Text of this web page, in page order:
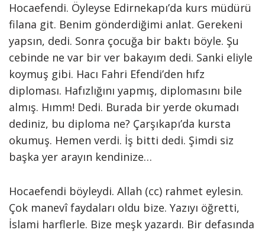
Hocaefendi. Öyleyse Edirnekapı’da kurs müdürü
filana git. Benim gönderdiğimi anlat. Gerekeni
yapsın, dedi. Sonra çocuğa bir baktı böyle. Şu
cebinde ne var bir ver bakayım dedi. Sanki eliyle
koymuş gibi. Hacı Fahri Efendi’den hıfz
diploması. Hafızlığını yapmış, diplomasını bile
almış. Hımm! Dedi. Burada bir yerde okumadı
dediniz, bu diploma ne? Çarşıkapı’da kursta
okumuş. Hemen verdi. İş bitti dedi. Şimdi siz
başka yer arayın kendinize…
Hocaefendi böyleydi. Allah (cc) rahmet eylesin.
Çok manevî faydaları oldu bize. Yazıyı öğretti,
İslami harflerle. Bize meşk yazardı. Bir defasında